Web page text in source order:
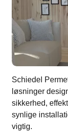
Schiedel
løsninger
sikkerhed,
synlige
vigtig.